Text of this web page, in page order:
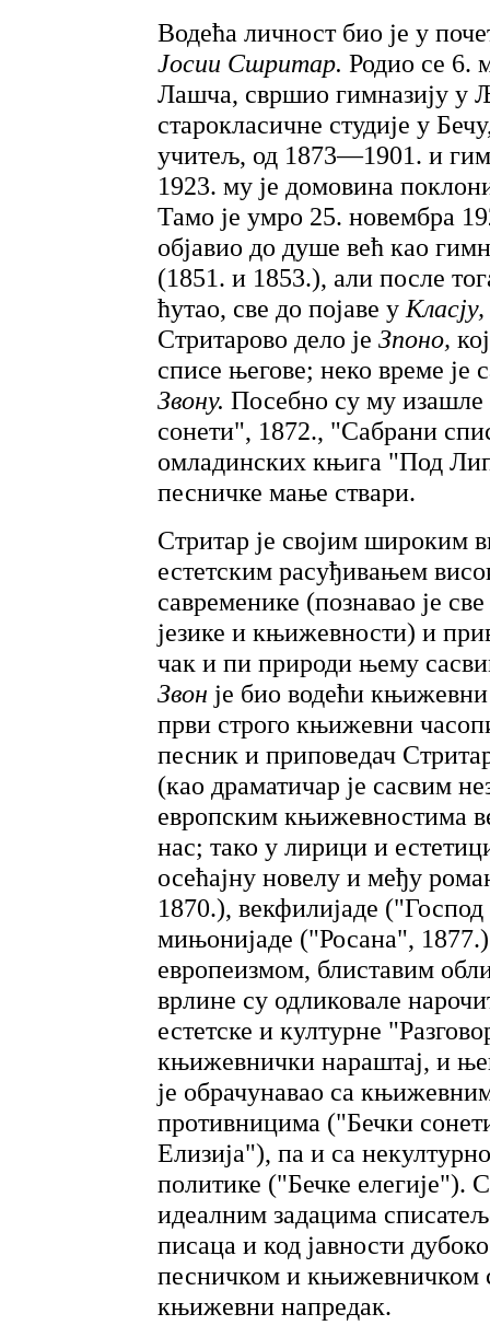
Водећа личност био је у
Јосии Сшритар. Родио се 6.
Лашча, свршио гимназију у
старокласичне студије у
учитељ, од 1873—1901. и
1923. му је домовина
Тамо је умро 25. новембра
објавио до душе већ као
(1851. и 1853.), али после
ћутао, све до појаве у
Стритарово дело је Зпоно,
списе његове; неко време је
Звону. Посебно су му
сонети", 1872., "Сабрани
омладинских књига "Под
песничке мање ствари.
Стритар је својим широким
естетским расуђивањем
савременике (познавао је
језике и књижевности) и
чак и пи природи њему
Звон је био водећи
први строго књижевни
песник и приповедач
(као драматичар је сасвим
европским књижевностима
нас; тако у лирици и
осећајну новелу и међу
1870.), векфилијаде
мињонијаде ("Росана",
европеизмом, блиставим
врлине су одликовале
естетске и културне
књижевнички нараштај, и
је обрачунавао са
противницима ("Бечки
Елизија"), па и са
политике ("Бечке
идеалним задацима
писаца и код јавности
песничком и књижевничком
књижевни напредак.